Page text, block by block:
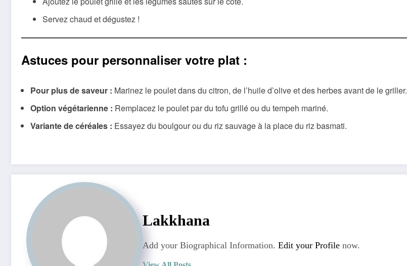
Servez chaud et dégustez !
Astuces pour personnaliser votre plat :
Pour plus de saveur : Marinez le poulet dans du citron, de l’huile d’olive et des herbes avant de le griller.
Option végétarienne : Remplacez le poulet par du tofu grillé ou du tempeh mariné.
Variante de céréales : Essayez du boulgour ou du riz sauvage à la place du riz basmati.
Lakkhana
Add your Biographical Information. Edit your Profile now.